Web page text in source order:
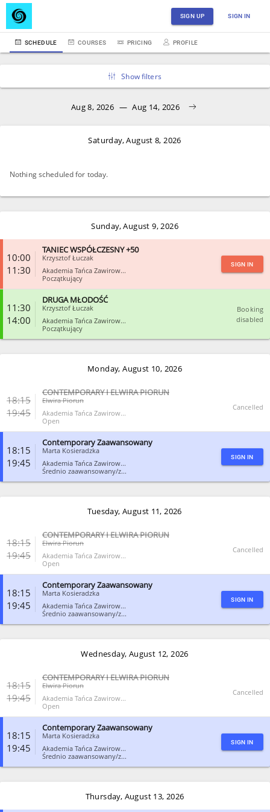
SIGN UP SIGN IN
SCHEDULE COURSES PRICING PROFILE
Show filters
Aug 8, 2026 — Aug 14, 2026
Saturday, August 8, 2026
Nothing scheduled for today.
Sunday, August 9, 2026
10:00
11:30
TANIEC WSPÓŁCZESNY +50
Krzysztof Łuczak
Akademia Tańca Zawirow...
Początkujący
SIGN IN
11:30
14:00
DRUGA MŁODOŚĆ
Krzysztof Łuczak
Akademia Tańca Zawirow...
Początkujący
Booking
disabled
CLOSE
Monday, August 10, 2026
18:15
19:45
CONTEMPORARY I ELWIRA PIORUN
Elwira Piorun
Akademia Tańca Zawirow...
Open
Cancelled
18:15
19:45
Contemporary Zaawansowany
Marta Kosieradzka
Akademia Tańca Zawirow...
Średnio zaawansowany/z...
SIGN IN
CLOSE
Tuesday, August 11, 2026
18:15
19:45
CONTEMPORARY I ELWIRA PIORUN
Elwira Piorun
Akademia Tańca Zawirow...
Open
Cancelled
18:15
19:45
Contemporary Zaawansowany
Marta Kosieradzka
Akademia Tańca Zawirow...
Średnio zaawansowany/z...
SIGN IN
CLOSE
Wednesday, August 12, 2026
18:15
19:45
CONTEMPORARY I ELWIRA PIORUN
Elwira Piorun
Akademia Tańca Zawirow...
Open
Cancelled
18:15
19:45
Contemporary Zaawansowany
Marta Kosieradzka
Akademia Tańca Zawirow...
Średnio zaawansowany/z...
SIGN IN
CLOSE
Thursday, August 13, 2026